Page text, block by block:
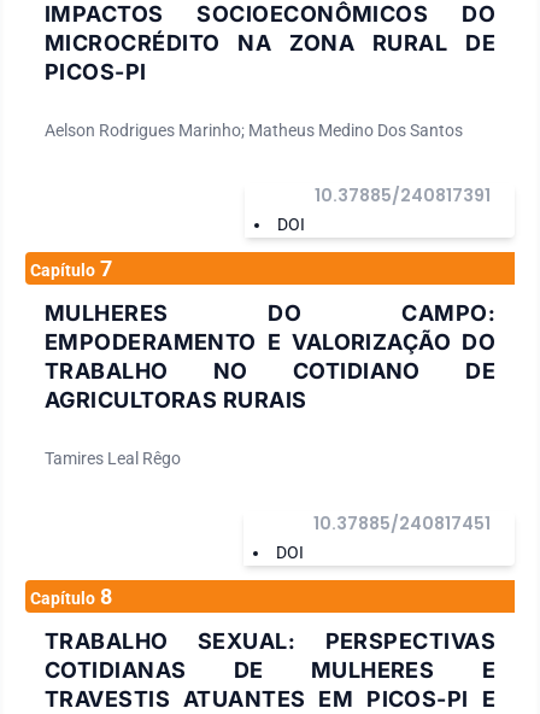
IMPACTOS SOCIOECONÔMICOS DO
MICROCRÉDITO NA ZONA RURAL DE
PICOS-PI
Aelson Rodrigues Marinho; Matheus Medino Dos Santos
DOI
10.37885/240817391
Capítulo 7
MULHERES DO CAMPO:
EMPODERAMENTO E VALORIZAÇÃO DO
TRABALHO NO COTIDIANO DE
AGRICULTORAS RURAIS
Tamires Leal Rêgo
DOI
10.37885/240817451
Capítulo 8
TRABALHO SEXUAL: PERSPECTIVAS
COTIDIANAS DE MULHERES E
TRAVESTIS ATUANTES EM PICOS-PI E